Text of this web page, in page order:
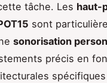
tâche. Les haut-
sont
sonorisation
précis en